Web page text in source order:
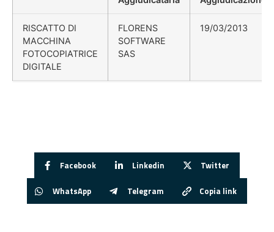
RISCATTO DI
MACCHINA
FOTOCOPIATRICE
DIGITALE
FLORENS
SOFTWARE
SAS
19/03/2013
Facebook Linkedin Twitter
WhatsApp Telegram Copia link